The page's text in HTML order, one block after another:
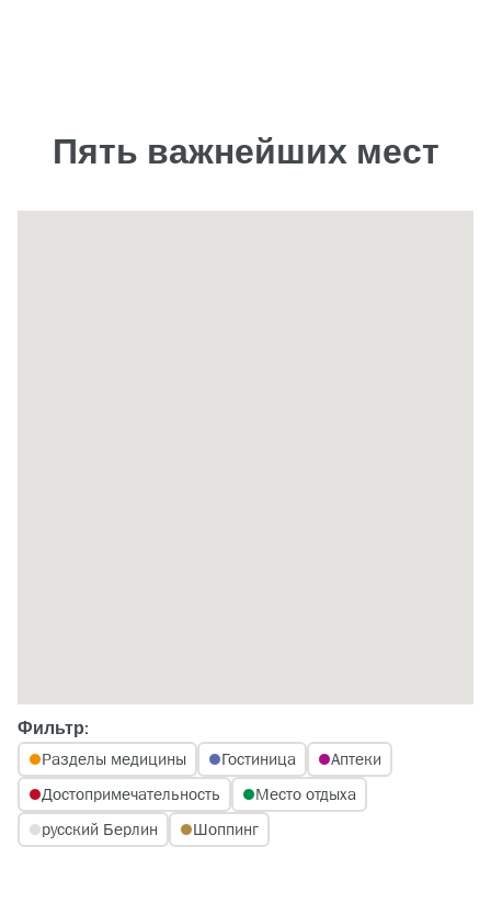
Пять важнейших мест
Фильтр:
Разделы медицины Гостиница
Аптеки
Достопримечательность
Место отдыха
русский Берлин
Шоппинг